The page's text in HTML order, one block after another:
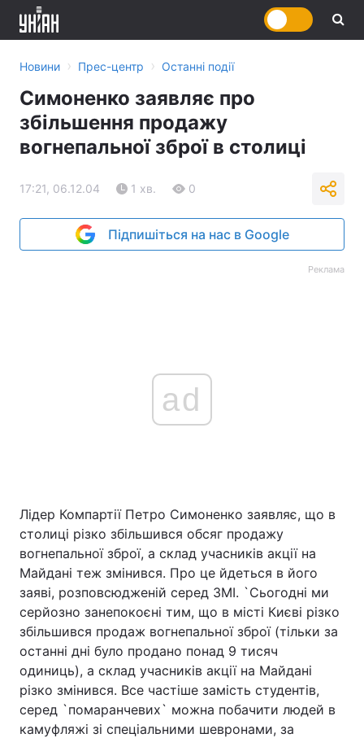
Новини › Прес-центр › Останні події
Симоненко заявляє про
збільшення продажу
вогнепальної зброї в столиці
17:21, 06.12.04 1 хв. 0
Підпишіться на нас в Google
Реклама
ad
Лідер Компартії Петро Симоненко заявляє, що в
столиці різко збільшився обсяг продажу
вогнепальної зброї, а склад учасників акції на
Майдані теж змінився. Про це йдеться в його
заяві, розповсюдженій серед ЗМІ. `Сьогодні ми
серйозно занепокоєні тим, що в місті Києві різко
збільшився продаж вогнепальної зброї (тільки за
останні дні було продано понад 9 тисяч
одиниць), а склад учасників акції на Майдані
різко змінився. Все частіше замість студентів,
серед `помаранчевих` можна побачити людей в
камуфляжі зі спеціальними шевронами, за